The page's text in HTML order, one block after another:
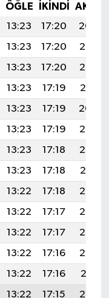
ÖĞLE İKINDI
13:23 17:20
20:44
13:23 17:20
20:43
13:23 17:20
20:42
13:23 17:19
20:41
13:23 17:19
20:40
13:23 17:19
20:39
13:23 17:18
20:38
13:23 17:18
20:37
13:22 17:18
20:36
13:22 17:17
20:35
13:22 17:17
20:34
13:22 17:16
20:32
13:22 17:16
20:31
13:22 17:15 20:30